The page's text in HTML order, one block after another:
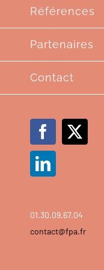
Références
Partenaires
Contact
Facebook
X
LinkedIn
01.30.09.67.04
contact@fpa.fr